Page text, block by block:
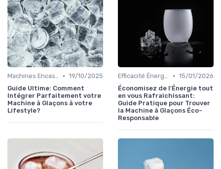
Machines Encastrables • 19/10/2025
Guide Ultime: Comment
Intégrer Parfaitement votre
Machine à Glaçons à votre
Lifestyle?
Efficacité Énergétique • 15/01/2026
Économisez de l'Énergie tout
en vous Rafraîchissant:
Guide Pratique pour Trouver
la Machine à Glaçons Éco-
Responsable